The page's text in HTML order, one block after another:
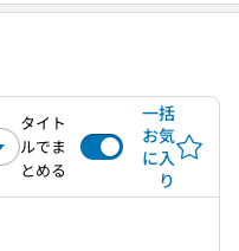
タイト
ルでま
とめる
一括
お気
に入
り